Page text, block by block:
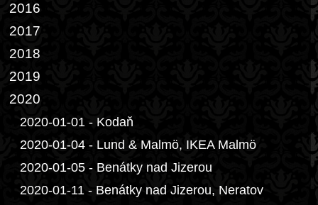
2016
2017
2018
2019
2020
2020-01-01 - Kodaň
2020-01-04 - Lund & Malmö, IKEA Malmö
2020-01-05 - Benátky nad Jizerou
2020-01-11 - Benátky nad Jizerou, Neratov